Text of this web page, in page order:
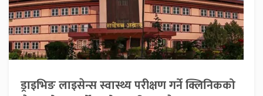
ड्राइभिङ लाइसेन्स स्वास्थ्य परीक्षण गर्ने क्लिनिकको